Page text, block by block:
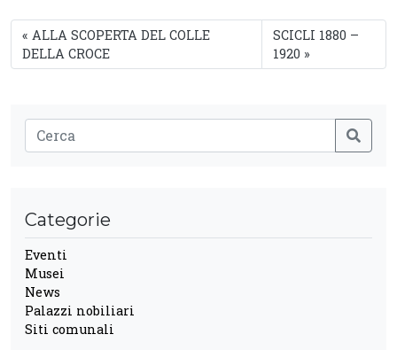
ALLA SCOPERTA DEL COLLE
DELLA CROCE
SCICLI 1880 –
1920
Categorie
Eventi
Musei
News
Palazzi nobiliari
Siti comunali